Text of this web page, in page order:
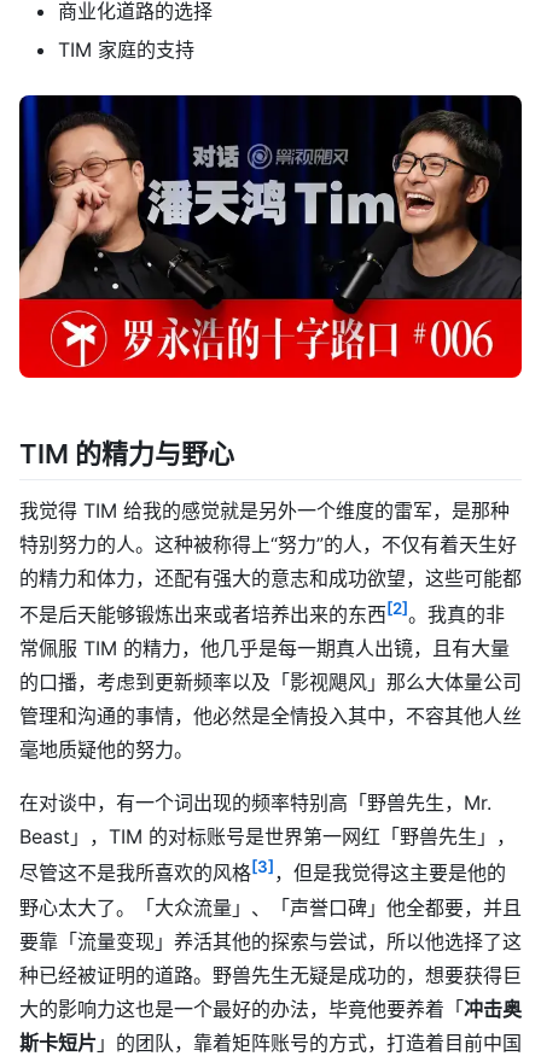
商业化道路的选择
TIM 家庭的支持
TIM 的精力与野心
我觉得 TIM 给我的感觉就是另外一个维度的雷军，是那种
特别努力的人。这种被称得上“努力”的人，不仅有着天生好
的精力和体力，还配有强大的意志和成功欲望，这些可能都
不是后天能够锻炼出来或者培养出来的东西[2]。我真的非
常佩服 TIM 的精力，他几乎是每一期真人出镜，且有大量
的口播，考虑到更新频率以及「影视飓风」那么大体量公司
管理和沟通的事情，他必然是全情投入其中，不容其他人丝
毫地质疑他的努力。
在对谈中，有一个词出现的频率特别高「野兽先生，Mr.
Beast」，TIM 的对标账号是世界第一网红「野兽先生」，
尽管这不是我所喜欢的风格[3]，但是我觉得这主要是他的
野心太大了。「大众流量」、「声誉口碑」他全都要，并且
要靠「流量变现」养活其他的探索与尝试，所以他选择了这
种已经被证明的道路。野兽先生无疑是成功的，想要获得巨
大的影响力这也是一个最好的办法，毕竟他要养着「冲击奥
斯卡短片 」的团队，靠着矩阵账号的方式，打造着目前中国